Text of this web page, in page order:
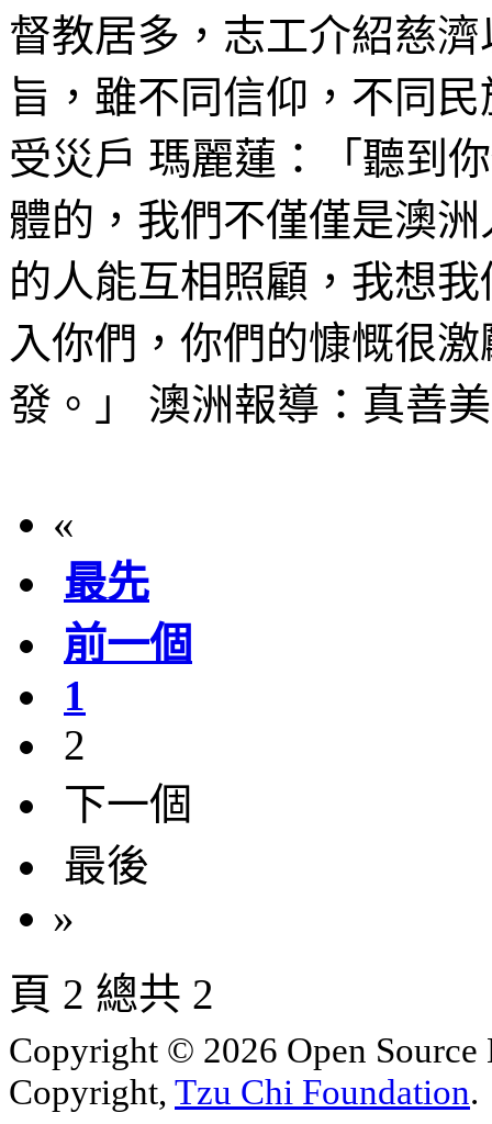
督教居多，志工介紹慈
旨，雖不同信仰，不同
受災戶 瑪麗蓮：「聽到
體的，我們不僅僅是澳
的人能互相照顧，我想
入你們，你們的慷慨很
發。」 澳洲報導：真善
«
最先
前一個
1
2
下一個
最後
»
頁 2 總共 2
Copyright © 2026 Open
Copyright, Tzu Chi Foundation.